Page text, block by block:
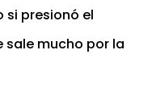
presionó el
sale mucho por la